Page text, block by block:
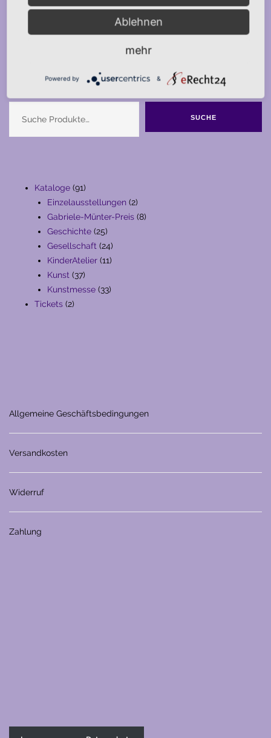
SUCHE
Kataloge 9191
Produkte
Einzelausstellungen 22
Produkte
Gabriele-Münter-Preis 88
Geschichte 2525
Produkte
Gesellschaft 2424
Produkte
KinderAtelier 1111
Kunst 3737
Produkte
Kunstmesse 3333
Tickets 22
Allgemeine Geschäftsbedingungen
Versandkosten
Widerruf
Zahlung
Ablehnen
mehr
Powered by &